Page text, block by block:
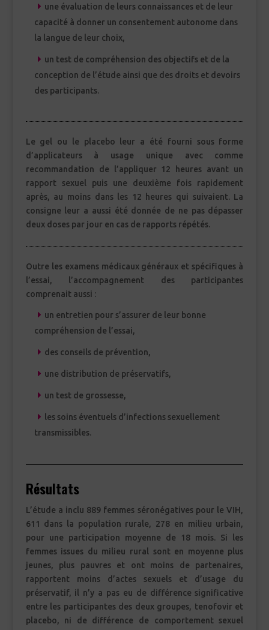
une évaluation de leurs connaissances et de leur
capacité à donner un consentement autonome dans
la langue de leur choix,
un test de compréhension des objectifs et de la
conception de l’étude ainsi que des droits et devoirs
des participants.
Le gel ou le placebo leur a été fourni sous forme
d’applicateurs à usage unique avec comme
recommandation de l’appliquer 12 heures avant un
rapport sexuel puis une deuxième fois rapidement
après, au moins dans les 12 heures qui suivaient. La
consigne leur a aussi été donnée de ne pas dépasser
deux doses par jour en cas de rapports répétés.
Outre les examens médicaux généraux et spécifiques à
l’essai, l’accompagnement des participantes
comprenait aussi :
un entretien pour s’assurer de leur bonne
compréhension de l’essai,
des conseils de prévention,
une distribution de préservatifs,
un test de grossesse,
les soins éventuels d’infections sexuellement
transmissibles.
Résultats
L’étude a inclu 889 femmes séronégatives pour le VIH,
611 dans la population rurale, 278 en milieu urbain,
pour une participation moyenne de 18 mois. Si les
femmes issues du milieu rural sont en moyenne plus
jeunes, plus pauvres et ont moins de partenaires,
rapportent moins d’actes sexuels et d’usage du
préservatif, il n’y a pas eu de différence significative
entre les participantes des deux groupes, tenofovir et
placebo, ni de différence de comportement sexuel